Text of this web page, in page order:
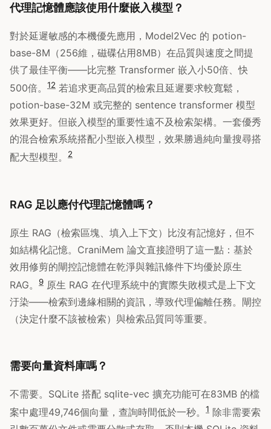
代理記憶體應該使用什麼嵌入模型？
對於延遲敏感的本機優先應用，Model2Vec 的 potion-
base-8M（256維，磁碟佔用8MB）在品質與速度之間提
供了最佳平衡——比完整 Transformer 嵌入小50倍、快
500倍。
12 若追求更高品質的檢索且延遲要求較寬鬆，
potion-base-32M 或完整的 sentence transformer 模型
效果更好。但嵌入模型的重要性遠不及檢索架構。一套優秀
的混合檢索系統搭配小型嵌入模型，效果勝過純向量搜尋搭
配大型模型。
2
RAG 足以應付代理記憶體嗎？
原生 RAG（檢索區塊、填入上下文）比沒有記憶好，但不
如結構化記憶。CraniMem 論文直接證明了這一點：基於
效用修剪的閘控記憶體在乾淨與雜訊條件下均優於原生
RAG。
9 原生 RAG 在代理系統中的實際失敗模式是上下文
汙染——檢索到邊緣相關的資訊，導致代理偏離任務。閘控
（決定什麼不該被檢索）與檢索品質同等重要。
需要向量資料庫嗎？
不需要。SQLite 搭配 sqlite-vec 擴充功能可在83MB 的檔
案中處理49,746個向量，查詢時間低於一秒。
1 除非需要索